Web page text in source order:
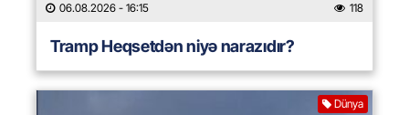
06.08.2026 - 16:15 118
Tramp Heqsetdən niyə narazıdır?
Dünya